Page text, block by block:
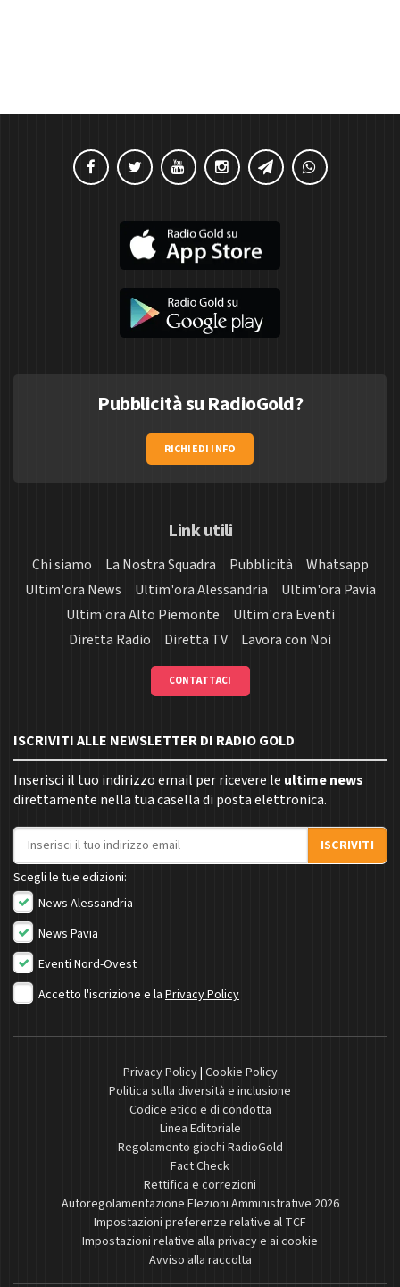
Pubblicità su RadioGold?
RICHIEDI INFO
Link utili
Chi siamo La Nostra Squadra Pubblicità
Whatsapp
Ultim'ora News
Ultim'ora Alessandria
Ultim'ora Pavia
Ultim'ora Alto Piemonte
Ultim'ora Eventi
Diretta Radio
Diretta TV Lavora con Noi
CONTATTACI
ISCRIVITI ALLE NEWSLETTER DI RADIO GOLD
Inserisci il tuo indirizzo email per ricevere le ultime news
direttamente nella tua casella di posta elettronica.
Indirizzo email
ISCRIVITI
Scegli le tue edizioni:
News Alessandria
News Pavia
Eventi Nord-Ovest
Accetto l'iscrizione e la Privacy Policy
Privacy Policy| Cookie Policy
Politica sulla diversità e inclusione
Codice etico e di condotta
Linea Editoriale
Regolamento giochi RadioGold
Fact Check
Rettifica e correzioni
Autoregolamentazione Elezioni Amministrative 2026
Impostazioni preferenze relative al TCF
Impostazioni relative alla privacy e ai cookie
Avviso alla raccolta